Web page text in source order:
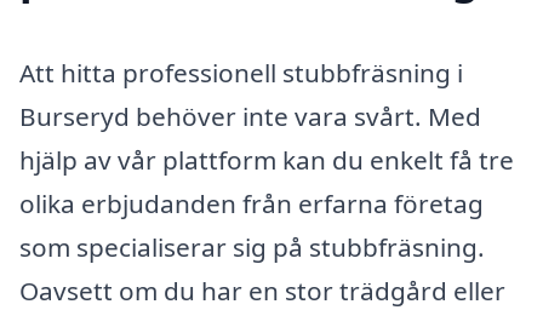
Att hitta professionell stubbfräsning i
Burseryd behöver inte vara svårt. Med
hjälp av vår plattform kan du enkelt få tre
olika erbjudanden från erfarna företag
som specialiserar sig på stubbfräsning.
Oavsett om du har en stor trädgård eller